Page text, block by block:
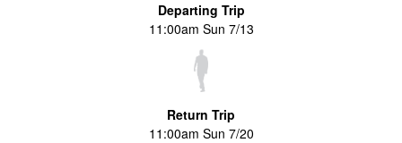
Departing Trip
11:00am Sun 7/13
Return Trip
11:00am Sun 7/20